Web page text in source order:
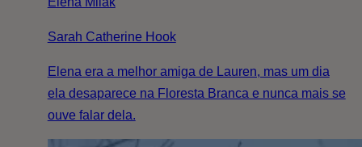
Sarah Catherine Hook
Elena era a melhor amiga de Lauren, mas um dia
ela desaparece na Floresta Branca e nunca mais se
ouve falar dela.